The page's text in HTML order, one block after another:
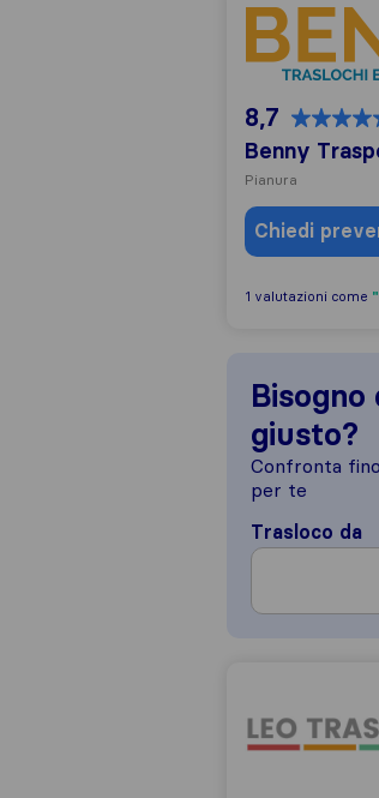
Benny
8,7
Benny
Pianura
Chiedi
1 valutazioni come
giusto?
Confronta
per te
Trasloco da